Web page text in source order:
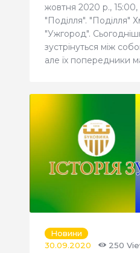
жовтня 2020 р.,
"Поділля". "Поділля"
"Ужгород".
зустрінуться між
але їх попередники
Новини
30.09.2020
250